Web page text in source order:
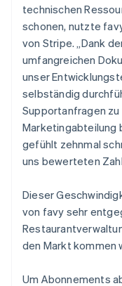
technischen
schonen, nutzte
von Stripe. „Dank
umfangreichen
unser
selbständig
Supportanfragen zu
Marketingabteilung
gefühlt zehnmal
uns bewerteten
Dieser
von favy sehr
den Markt kommen
Um Abonnements